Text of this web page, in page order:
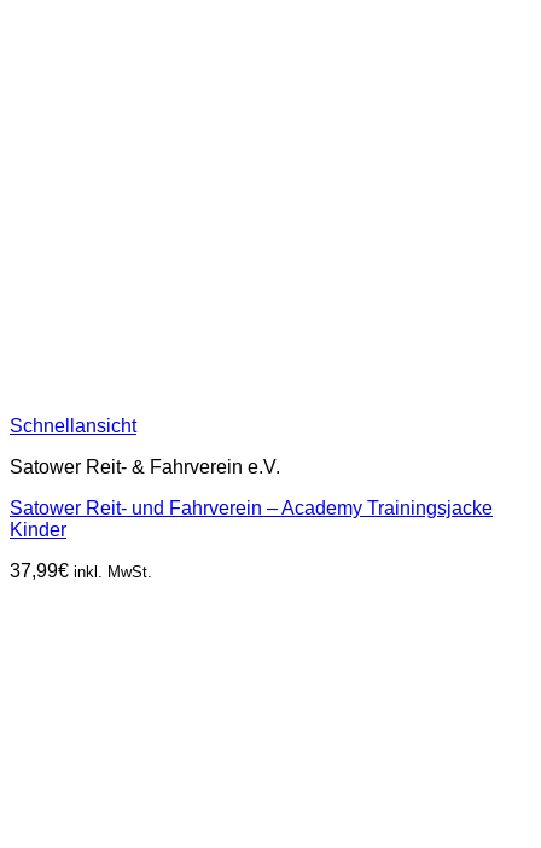
Schnellansicht
Satower Reit- & Fahrverein e.V.
Satower Reit- und Fahrverein – Academy Trainingsjacke
Kinder
37,99€ inkl. MwSt.